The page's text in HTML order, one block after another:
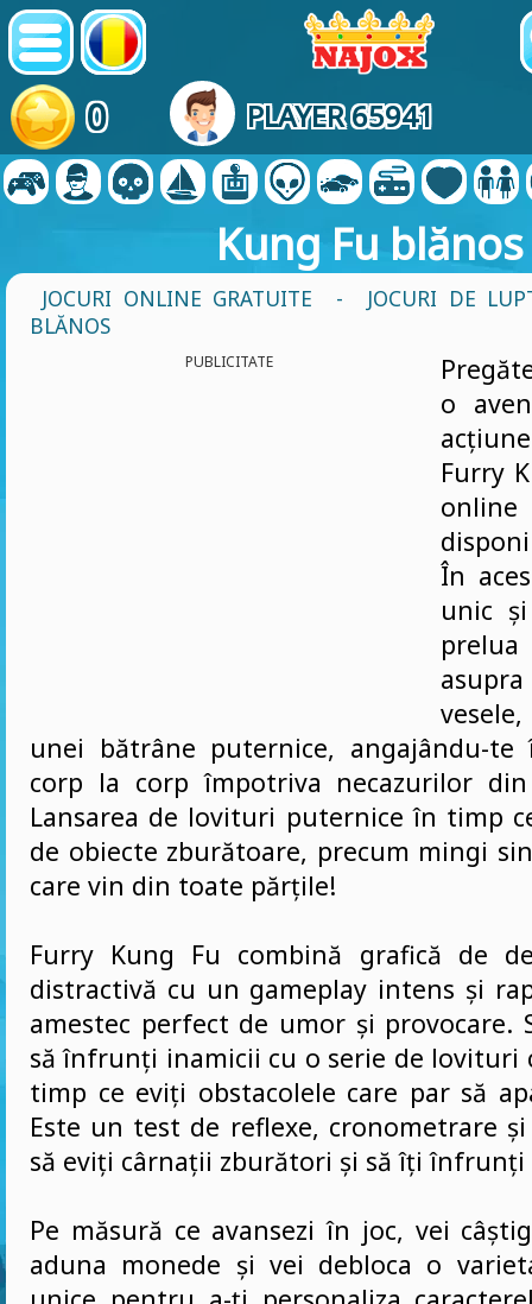
0 PLAYER 65941
Kung Fu blănos
JOCURI ONLINE GRATUITE -
JOCURI DE
BLĂNOS
PUBLICITATE
o
Furry
În
unic
unei bătrâne puternice, angajându-
corp la corp împotriva necazurilor din
Lansarea de lovituri puternice în timp
de obiecte zburătoare, precum mingi
care vin din toate părțile!
Furry Kung Fu combină grafică de
distractivă cu un gameplay intens și
amestec perfect de umor și provocare.
să înfrunți inamicii cu o serie de lovituri
timp ce eviți obstacolele care par să
Este un test de reflexe, cronometrare
să eviți cârnații zburători și să îți înfrunți
Pe măsură ce avansezi în joc, vei
aduna monede și vei debloca o